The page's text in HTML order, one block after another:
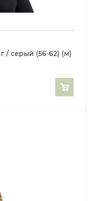
/ серый (56-62) (м)